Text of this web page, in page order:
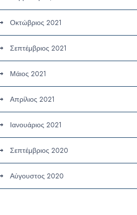
Οκτώβριος 2021
Σεπτέμβριος 2021
Μάιος 2021
Απρίλιος 2021
Ιανουάριος 2021
Σεπτέμβριος 2020
Αύγουστος 2020